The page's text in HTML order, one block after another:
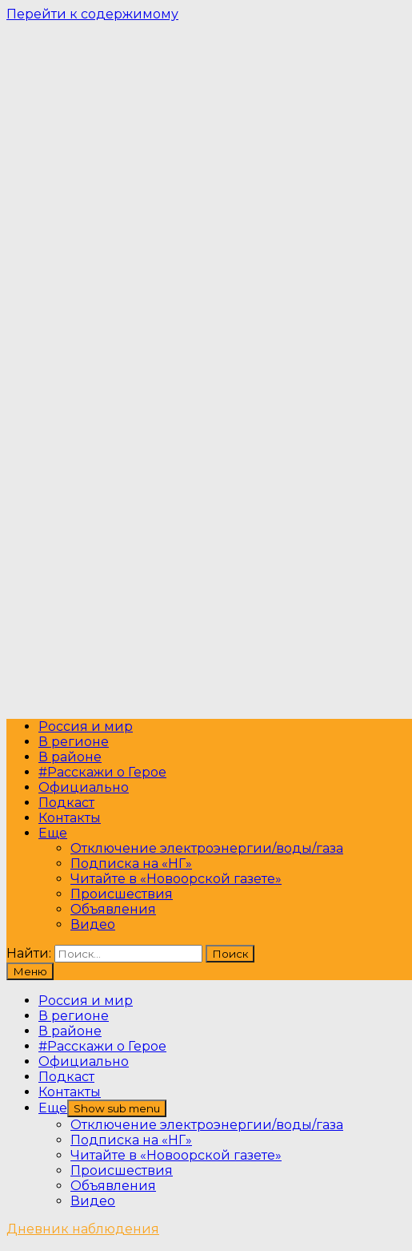
Перейти к содержимому
Россия и мир
В регионе
В районе
#Расскажи о Герое
Официально
Подкаст
Контакты
Еще
Отключение электроэнергии/воды/газа
Подписка на «НГ»
Читайте в «Новоорской газете»
Происшествия
Объявления
Видео
Найти:
Меню
Россия и мир
В регионе
В районе
#Расскажи о Герое
Официально
Подкаст
Контакты
Еще
Show sub menu
Отключение электроэнергии/воды/газа
Подписка на «НГ»
Читайте в «Новоорской газете»
Происшествия
Объявления
Видео
Дневник наблюдения